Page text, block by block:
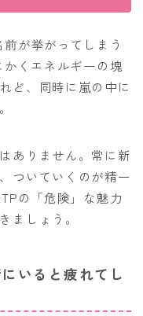
が挙がってしまう
かくエネルギーの塊
ど、同時に嵐の中に
ありません。常に新
ついていくのが精一
の「危険」な魅力
ましょう。
いると疲れてし